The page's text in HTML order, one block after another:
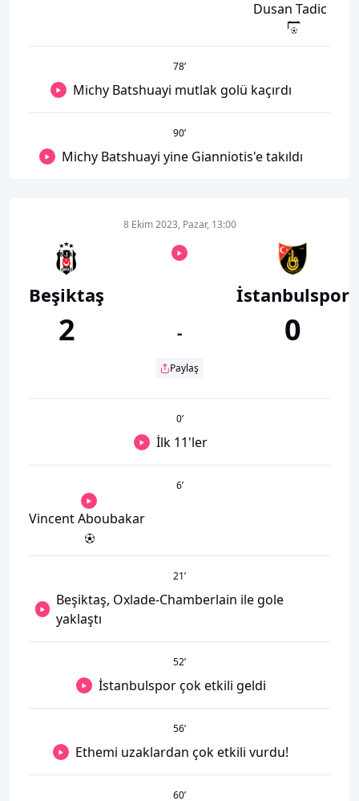
Dusan Tadic
78’
Michy Batshuayi mutlak golü kaçırdı
90’
Michy Batshuayi yine Gianniotis'e takıldı
Beşiktaş
2
8 Ekim 2023, Pazar, 13:00
-
Paylaş
İstanbulspor
0
0’
İlk 11'ler
6’
Vincent Aboubakar
21’
Beşiktaş, Oxlade-Chamberlain ile gole
yaklaştı
52’
İstanbulspor çok etkili geldi
56’
Ethemi uzaklardan çok etkili vurdu!
60’